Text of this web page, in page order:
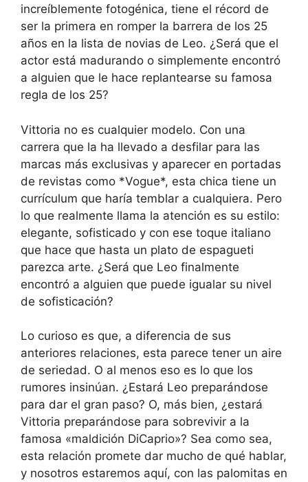
increíblemente fotogénica, tiene el récord de
ser la primera en romper la barrera de los 25
años en la lista de novias de Leo. ¿Será que el
actor está madurando o simplemente encontró
a alguien que le hace replantearse su famosa
regla de los 25?
Vittoria no es cualquier modelo. Con una
carrera que la ha llevado a desfilar para las
marcas más exclusivas y aparecer en portadas
de revistas como *Vogue*, esta chica tiene un
currículum que haría temblar a cualquiera. Pero
lo que realmente llama la atención es su estilo:
elegante, sofisticado y con ese toque italiano
que hace que hasta un plato de espagueti
parezca arte. ¿Será que Leo finalmente
encontró a alguien que puede igualar su nivel
de sofisticación?
Lo curioso es que, a diferencia de sus
anteriores relaciones, esta parece tener un aire
de seriedad. O al menos eso es lo que los
rumores insinúan. ¿Estará Leo preparándose
para dar el gran paso? O, más bien, ¿estará
Vittoria preparándose para sobrevivir a la
famosa «maldición DiCaprio»? Sea como sea,
esta relación promete dar mucho de qué hablar,
y nosotros estaremos aquí, con las palomitas en